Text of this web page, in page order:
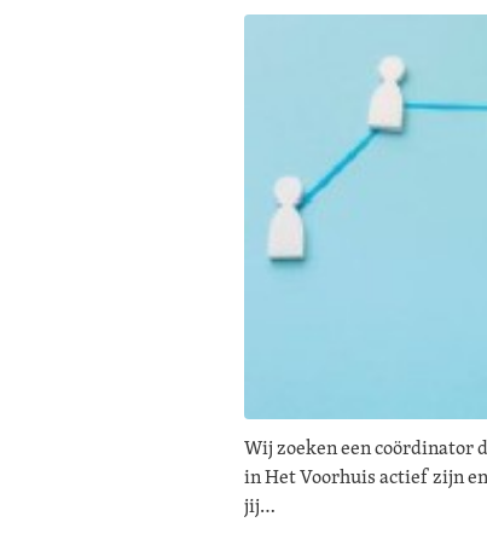
Wij zoeken een coördinator
in Het Voorhuis actief zijn
jij…